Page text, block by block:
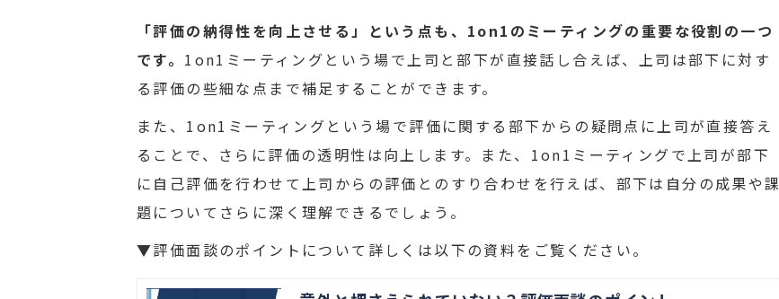
「評価の納得性を向上させる」という点も、1on1のミーティングの重要な役割の一つ
です。 1on1ミーティングという場で上司と部下が直接話し合えば、上司は部下に対す
る評価の些細な点まで補足することができます。
また、1on1ミーティングという場で評価に関する部下からの疑問点に上司が直接答え
ることで、さらに評価の透明性は向上します。また、1on1ミーティングで上司が部下
に自己評価を行わせて上司からの評価とのすり合わせを行えば、部下は自分の成果や課
題についてさらに深く理解できるでしょう。
▼評価面談のポイントについて詳しくは以下の資料をご覧ください。